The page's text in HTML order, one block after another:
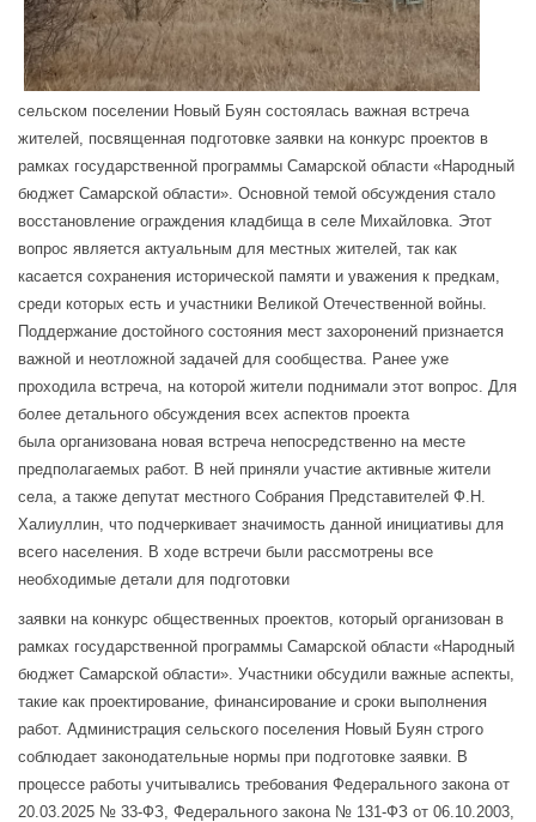
сельском поселении Новый Буян состоялась важная встреча
жителей, посвященная подготовке заявки на конкурс проектов в
рамках государственной программы Самарской области «Народный
бюджет Самарской области». Основной темой обсуждения стало
восстановление ограждения кладбища в селе Михайловка. Этот
вопрос является актуальным для местных жителей, так как
касается сохранения исторической памяти и уважения к предкам,
среди которых есть и участники Великой Отечественной войны.
Поддержание достойного состояния мест захоронений признается
важной и неотложной задачей для сообщества. Ранее уже
проходила встреча, на которой жители поднимали этот вопрос. Для
более детального обсуждения всех аспектов проекта
была организована новая встреча непосредственно на месте
предполагаемых работ. В ней приняли участие активные жители
села, а также депутат местного Собрания Представителей Ф.Н.
Халиуллин, что подчеркивает значимость данной инициативы для
всего населения. В ходе встречи были рассмотрены все
необходимые детали для подготовки
заявки на конкурс общественных проектов, который организован в
рамках государственной программы Самарской области «Народный
бюджет Самарской области». Участники обсудили важные аспекты,
такие как проектирование, финансирование и сроки выполнения
работ. Администрация сельского поселения Новый Буян строго
соблюдает законодательные нормы при подготовке заявки. В
процессе работы учитывались требования Федерального закона от
20.03.2025 № 33-ФЗ, Федерального закона № 131-ФЗ от 06.10.2003,